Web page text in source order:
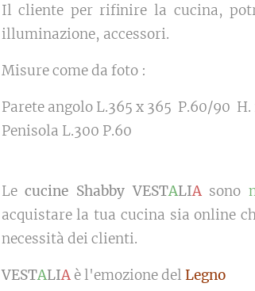
Il cliente per rifinire la cucina,
illuminazione, accessori.
Misure come da foto :
Parete angolo L.365 x 365 P.60/90 H.
Penisola L.300 P.60
Lecucine Shabby VESTALIAsono
acquistare la tua cucina sia online
necessità dei clienti.
VESTALIA è l'emozione del Legno